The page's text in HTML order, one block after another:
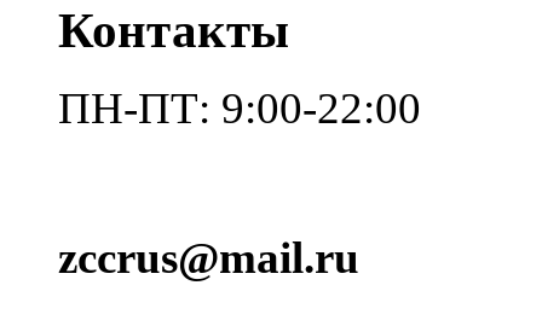
Контакты
ПН-ПТ: 9:00-22:00
zccrus@mail.ru